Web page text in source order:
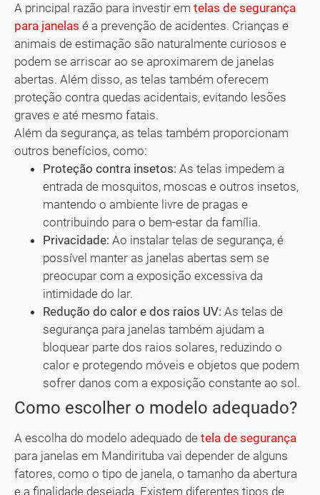
A principal razão para investir em telas de segurança
para janelas é a prevenção de acidentes. Crianças e
animais de estimação são naturalmente curiosos e
podem se arriscar ao se aproximarem de janelas
abertas. Além disso, as telas também oferecem
proteção contra quedas acidentais, evitando lesões
graves e até mesmo fatais.
Além da segurança, as telas também proporcionam
outros benefícios, como:
Proteção contra insetos: As telas impedem a
entrada de mosquitos, moscas e outros insetos,
mantendo o ambiente livre de pragas e
contribuindo para o bem-estar da família.
Privacidade: Ao instalar telas de segurança, é
possível manter as janelas abertas sem se
preocupar com a exposição excessiva da
intimidade do lar.
Redução do calor e dos raios UV: As telas de
segurança para janelas também ajudam a
bloquear parte dos raios solares, reduzindo o
calor e protegendo móveis e objetos que podem
sofrer danos com a exposição constante ao sol.
Como escolher o modelo adequado?
A escolha do modelo adequado de tela de segurança
para janelas em Mandirituba vai depender de alguns
fatores, como o tipo de janela, o tamanho da abertura
e a finalidade desejada. Existem diferentes tipos de